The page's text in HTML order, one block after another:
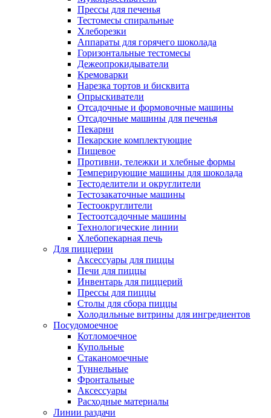
Прессы для печенья
Тестомесы спиральные
Хлеборезки
Аппараты для горячего шоколада
Горизонтальные тестомесы
Дежеопрокидыватели
Кремоварки
Нарезка тортов и бисквита
Опрыскиватели
Отсадочные и формовочные машины
Отсадочные машины для печенья
Пекарни
Пекарские комплектующие
Пищевое
Противни, тележки и хлебные формы
Темперирующие машины для шоколада
Тестоделители и округлители
Тестозакаточные машины
Тестоокруглители
Тестоотсадочные машины
Технологические линии
Хлебопекарная печь
Для пиццерии
Аксессуары для пиццы
Печи для пиццы
Инвентарь для пиццерий
Прессы для пиццы
Столы для сбора пиццы
Холодильные витрины для ингредиентов
Посудомоечное
Котломоечное
Купольные
Стаканомоечные
Туннельные
Фронтальные
Аксессуары
Расходные материалы
Линии раздачи